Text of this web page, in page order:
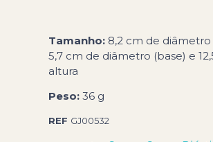
Tamanho: 8,2 cm de diâmetro
5,7 cm de diâmetro (base) e
altura
Peso: 36 g
REF GJ00532